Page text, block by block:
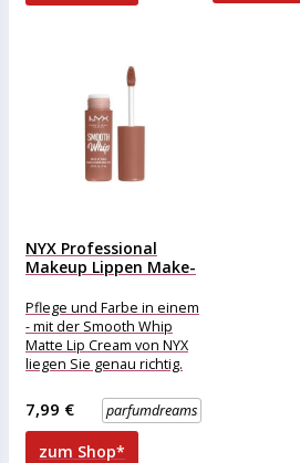
NYX Professional
Makeup Lippen Make-
Smooth...
Pflege und Farbe in einem
- mit der Smooth Whip
Matte Lip Cream von NYX
liegen Sie genau richtig.
parfumdreams
7,99 €
zum Shop*